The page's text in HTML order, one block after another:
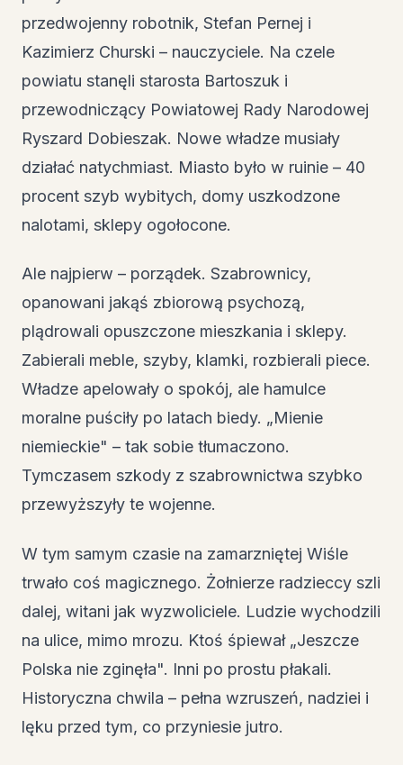
przedwojenny robotnik, Stefan Pernej i
Kazimierz Churski – nauczyciele. Na czele
powiatu stanęli starosta Bartoszuk i
przewodniczący Powiatowej Rady Narodowej
Ryszard Dobieszak. Nowe władze musiały
działać natychmiast. Miasto było w ruinie – 40
procent szyb wybitych, domy uszkodzone
nalotami, sklepy ogołocone.
Ale najpierw – porządek. Szabrownicy,
opanowani jakąś zbiorową psychozą,
plądrowali opuszczone mieszkania i sklepy.
Zabierali meble, szyby, klamki, rozbierali piece.
Władze apelowały o spokój, ale hamulce
moralne puściły po latach biedy. „Mienie
niemieckie" – tak sobie tłumaczono.
Tymczasem szkody z szabrownictwa szybko
przewyższyły te wojenne.
W tym samym czasie na zamarzniętej Wiśle
trwało coś magicznego. Żołnierze radzieccy szli
dalej, witani jak wyzwoliciele. Ludzie wychodzili
na ulice, mimo mrozu. Ktoś śpiewał „Jeszcze
Polska nie zginęła". Inni po prostu płakali.
Historyczna chwila – pełna wzruszeń, nadziei i
lęku przed tym, co przyniesie jutro.